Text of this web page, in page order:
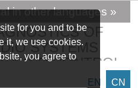
for you and to be
it, we use cookies.
you agree to
OF
SYSTEMS
CONTROL
in other languages »
EN CN